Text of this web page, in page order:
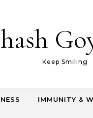
Keep Smiling
IMMUNITY &